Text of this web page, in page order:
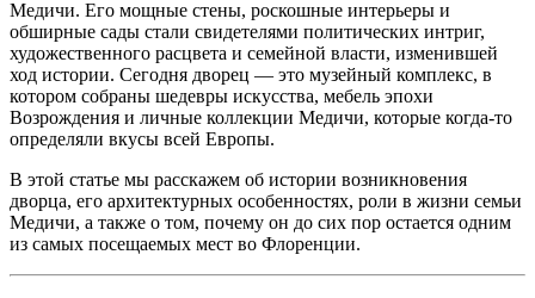
Медичи. Его мощные стены, роскошные интерьеры и
обширные сады стали свидетелями политических интриг,
художественного расцвета и семейной власти, изменившей
ход истории. Сегодня дворец — это музейный комплекс, в
котором собраны шедевры искусства, мебель эпохи
Возрождения и личные коллекции Медичи, которые когда-то
определяли вкусы всей Европы.
В этой статье мы расскажем об истории возникновения
дворца, его архитектурных особенностях, роли в жизни семьи
Медичи, а также о том, почему он до сих пор остается одним
из самых посещаемых мест во Флоренции.